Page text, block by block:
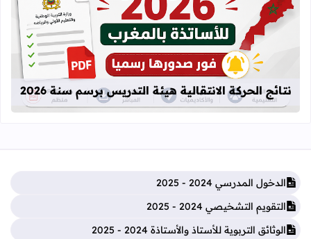
قراءة المزيد عن نتائج الحركة
نتائج الحركة الانتقالية هيئة التدريس برسم سنة 2026
الدخول المدرسي 2024 - 2025
التقويم التشخيصي 2024 - 2025
الوثائق التربوية للأستاذ والأستاذة 2024 - 2025